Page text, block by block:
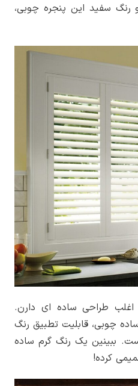
رنگ سفید این پنجره چوبی،
اغلب طراحی ساده ای دارن.
چوبی، قابلیت تطبیق رنگ
ببینین یک رنگ گرم ساده
کرده!